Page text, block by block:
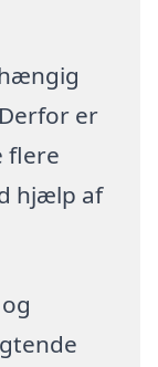
er
flere
hjælp af